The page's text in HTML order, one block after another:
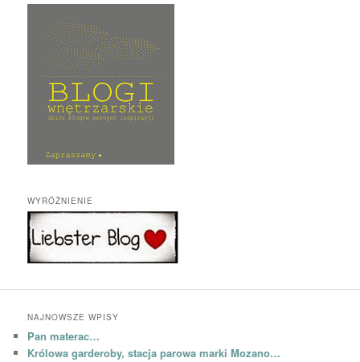
WYRÓŻNIENIE
NAJNOWSZE WPISY
Pan materac…
Królowa garderoby, stacja parowa marki Mozano…